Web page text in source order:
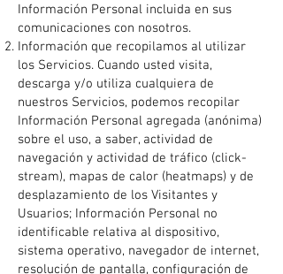
Información Personal incluida en sus
comunicaciones con nosotros.
Información que recopilamos al utilizar
los Servicios. Cuando usted visita,
descarga y/o utiliza cualquiera de
nuestros Servicios, podemos recopilar
Información Personal agregada (anónima)
sobre el uso, a saber, actividad de
navegación y actividad de tráfico (click-
stream), mapas de calor (heatmaps) y de
desplazamiento de los Visitantes y
Usuarios; Información Personal no
identificable relativa al dispositivo,
sistema operativo, navegador de internet,
resolución de pantalla, configuración de